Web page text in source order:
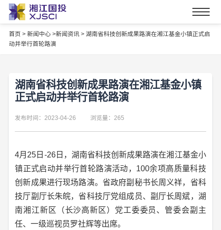
首页 > 新闻中心 >新闻资讯 > 湖南省科技创新成果路演在湘江基金小镇正式启
动并举行首轮路演
湖南省科技创新成果路演在湘江基金小镇
正式启动并举行首轮路演
发布时间：2023-04-26 浏览量：265
4月25日-26日，湖南省科技创新成果路演在湘江基金小
镇正式启动并举行首轮路演活动，100余项高质量科技
创新成果进行现场路演。省政府副秘书长周义祥，省科
技厅副厅长朱皖，省科技厅党组成员、副厅长周斌，湖
南湘江新区（长沙高新区）党工委委员、管委会副主
任、一级巡视员罗社辉等出席。